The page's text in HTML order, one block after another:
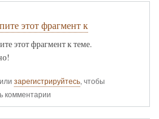
этот фрагмент к
этот фрагмент к теме.
или зарегистрируйтесь, чтобы
комментарии